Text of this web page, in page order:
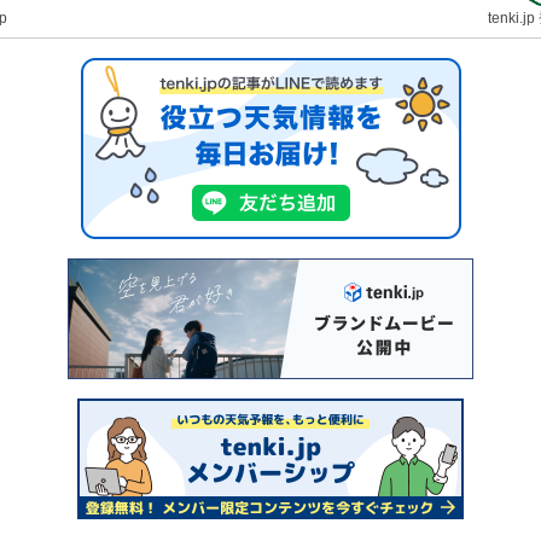
tenki.jp